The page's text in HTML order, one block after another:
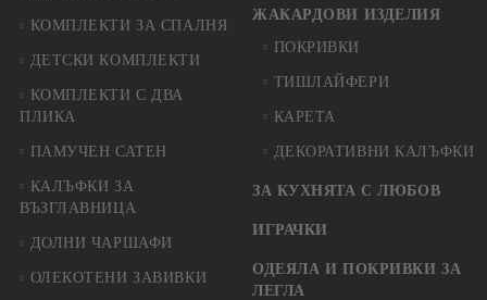
КОМПЛЕКТИ ЗА СПАЛНЯ
ДЕТСКИ КОМПЛЕКТИ
КОМПЛЕКТИ С ДВА
ПЛИКА
ПАМУЧЕН САТЕН
КАЛЪФКИ ЗА
ВЪЗГЛАВНИЦА
ДОЛНИ ЧАРШАФИ
ОЛЕКОТЕНИ ЗАВИВКИ
ЖАКАРДОВИ ИЗДЕЛИЯ
ПОКРИВКИ
ТИШЛАЙФЕРИ
КАРЕТА
ДЕКОРАТИВНИ КАЛЪФКИ
ЗА КУХНЯТА С ЛЮБОВ
ИГРАЧКИ
ОДЕЯЛА И ПОКРИВКИ ЗА
ЛЕГЛА